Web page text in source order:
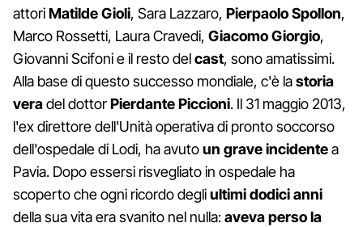
attoriMatilde Gioli, Sara Lazzaro, Pierpaolo Spollon,
Marco Rossetti, Laura Cravedi, Giacomo Giorgio,
Giovanni Scifoni e il resto delcast, sono amatissimi.
Alla base di questo successo mondiale, c'è lastoria
veradel dottorPierdante Piccioni. Il 31 maggio 2013,
l'ex direttore dell'Unità operativa di pronto soccorso
dell'ospedale di Lodi, ha avutoun grave incidentea
Pavia. Dopo essersi risvegliato in ospedale ha
scoperto che ogni ricordo degliultimi dodici anni
della sua vita era svanito nel nulla:aveva perso la